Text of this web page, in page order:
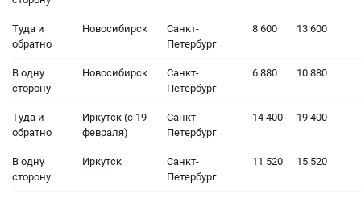
Туда и
обратно
Новосибирск
Санкт-
Петербург
8 600 13 600
В одну
сторону
Новосибирск
Санкт-
Петербург
6 880 10 880
Туда и
обратно
Иркутск (с 19
февраля)
Санкт-
Петербург
14 400 19 400
В одну
сторону
Иркутск
Санкт-
Петербург
11 520 15 520